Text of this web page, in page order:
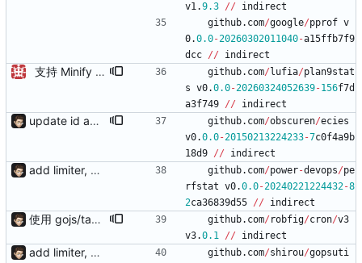
v1.9.3 //
indirect
github. com/google/pprof v
0.0.0-20260302011040-a15ffb7f9
dcc // indirect
支持 Minify AutoReversion 等 github. com/ lufia/plan9stat
s v0.0.0-20260324052639-156f7d
a3f749 // indirect
update id add tpl support reload on watched file changes github. com/obscuren/ecies
v0.0.0-20150213224233-7c0f4a9b
18d9 // indirect
add limiter, verify, session, websocket ... github. com/power-devops/pe
rfstat v0.0.0-20240221224432-8
2ca36839d55 // indirect
使用 gojs/task 代替内置任务 支持 load 加载的服务热更新（需配置hotLoad） 增强唯一id获取（使用新算法，依赖Redis） session支持基于细粒度权限匹配（传入支持的功能列表匹配） github. com/ robfig/cron/v3
v3.0.1 // indirect
add limiter, verify, session, websocket ... github. com/shirou/gopsuti